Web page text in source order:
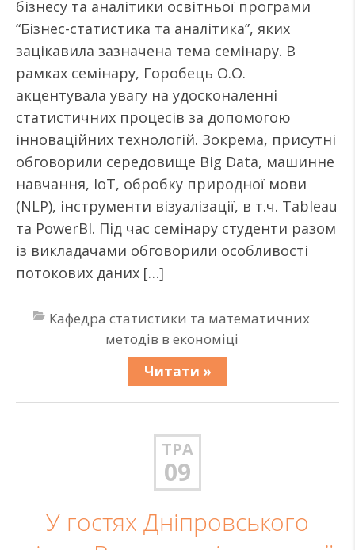
бізнесу та аналітики освітньої програми
“Бізнес-статистика та аналітика”, яких
зацікавила зазначена тема семінару. В
рамках семінару, Горобець О.О.
акцентувала увагу на удосконаленні
статистичних процесів за допомогою
інноваційних технологій. Зокрема, присутні
обговорили середовище Big Data, машинне
навчання, IoT, обробку природної мови
(NLP), інструменти візуалізації, в т.ч. Tableau
та PowerBI. Під час семінару студенти разом
із викладачами обговорили особливості
потокових даних […]
Кафедра статистики та математичних
методів в економіці
Читати »
ТРА
09
У гостях Дніпровського